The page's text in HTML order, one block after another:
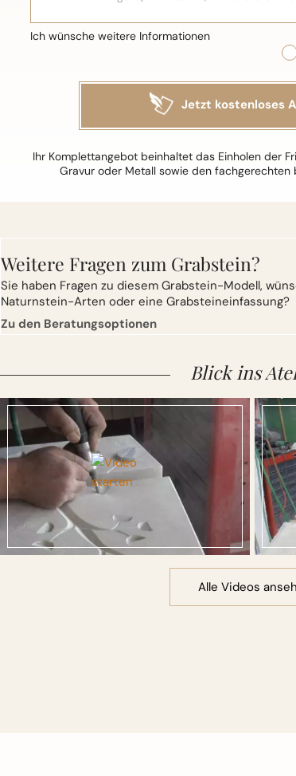
Ihr Komplettangebot beinhaltet das Einholen der
Gravur oder Metall sowie den fachgerechten
Weitere Fragen zum Grabstein?
Sie haben Fragen zu diesem Grabstein-Modell,
Naturnstein-Arten oder eine Grabsteineinfassung?
Zu den Beratungsoptionen
Blick ins
Alle Videos